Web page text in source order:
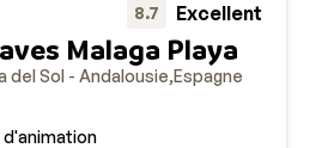
8.7 Excellent
Malaga Playa
del Sol - Andalousie Espagne